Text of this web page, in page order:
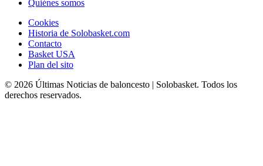
Quiénes somos
Cookies
Historia de Solobasket.com
Contacto
Basket USA
Plan del sito
© 2026 Últimas Noticias de baloncesto | Solobasket. Todos los
derechos reservados.